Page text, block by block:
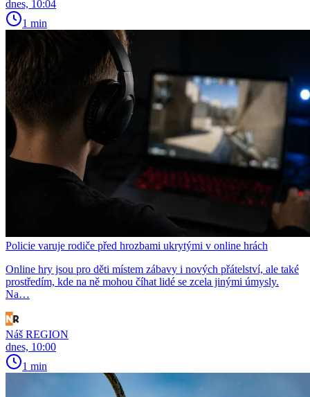
dnes, 10:04
1 min
Policie varuje rodiče před hrozbami ukrytými v online hrách
Online hry jsou pro děti místem zábavy i nových přátelství, ale také
prostředím, kde na ně mohou číhat lidé se zcela jinými úmysly.
Na…
Náš REGION
dnes, 10:00
1 min